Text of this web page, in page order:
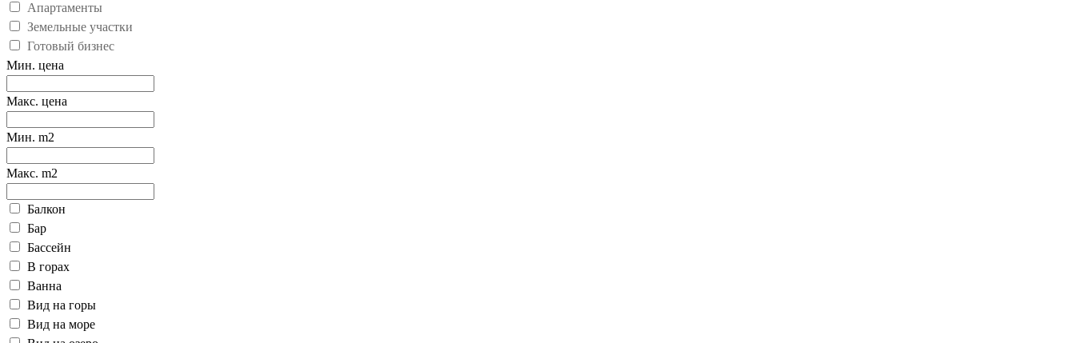
Апартаменты
Земельные участки
Готовый бизнес
Мин. цена
Макс. цена
Мин. m2
Макс. m2
Балкон
Бар
Бассейн
В горах
Ванна
Вид на горы
Вид на море